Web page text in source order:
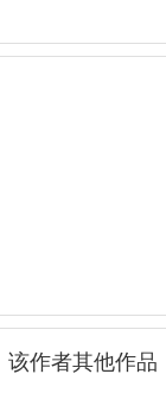
该作者其他作品